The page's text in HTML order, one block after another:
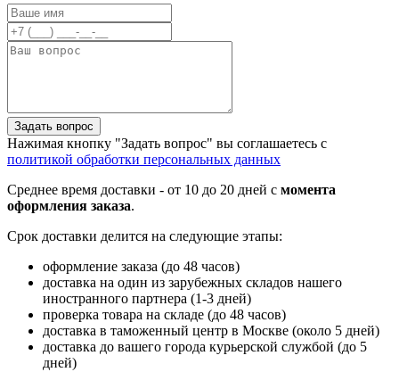
Задать вопрос
Нажимая кнопку "Задать вопрос" вы соглашаетесь с
политикой обработки персональных данных
Среднее время доставки - от 10 до 20 дней с момента
оформления заказа.
Срок доставки делится на следующие этапы:
оформление заказа (до 48 часов)
доставка на один из зарубежных складов нашего
иностранного партнера (1-3 дней)
проверка товара на складе (до 48 часов)
доставка в таможенный центр в Москве (около 5 дней)
доставка до вашего города курьерской службой (до 5
дней)